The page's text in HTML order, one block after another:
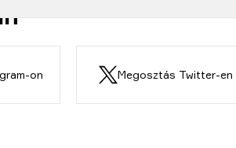
on Megosztás Twitter-en